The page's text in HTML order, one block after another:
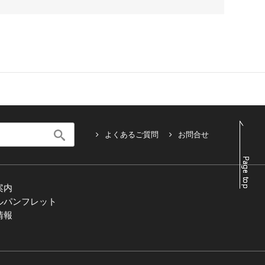
よくあるご質問 お問合せ
内
パンフレット
報